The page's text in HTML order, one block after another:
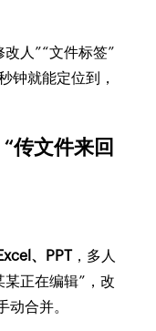
人”“文件标签”
钟就能定位到，
传文件来回
、PPT，多人
某正在编辑”，改
合并。